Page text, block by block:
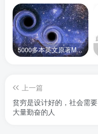
5000多本英文原著MOBI+AZW3格式电子书百度云网盘打包下载
上一篇
贫穷是设计好的，社会需要
大量勤奋的人